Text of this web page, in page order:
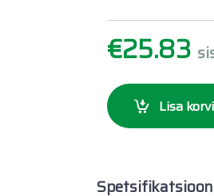
€25.83
Lisa korvi
Spetsifikatsioon